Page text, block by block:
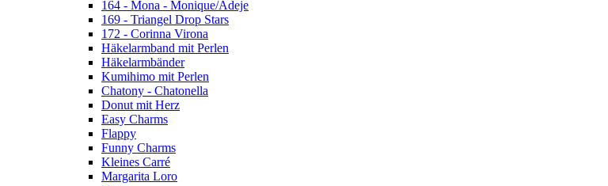
164 - Mona - Monique/Adeje
169 - Triangel Drop Stars
172 - Corinna Virona
Häkelarmband mit Perlen
Häkelarmbänder
Kumihimo mit Perlen
Chatony - Chatonella
Donut mit Herz
Easy Charms
Flappy
Funny Charms
Kleines Carré
Margarita Loro